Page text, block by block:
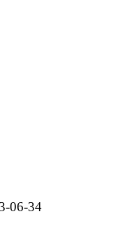
06-34